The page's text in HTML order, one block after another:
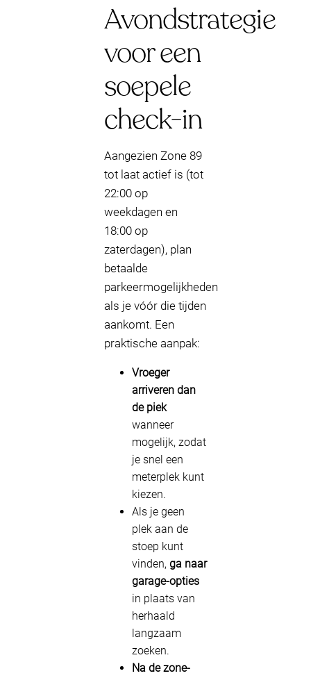
Avondstrategie
voor een
soepele
check-in
Aangezien Zone 89
tot laat actief is (tot
22:00 op
weekdagen en
18:00 op
zaterdagen), plan
betaalde
parkeermogelijkheden
als je vóór die tijden
aankomt. Een
praktische aanpak:
Vroeger
arriveren dan
de piek
wanneer
mogelijk, zodat
je snel een
meterplek kunt
kiezen.
Als je geen
plek aan de
stoep kunt
vinden, ga naar
garage-opties
in plaats van
herhaald
langzaam
zoeken.
Na de zone-